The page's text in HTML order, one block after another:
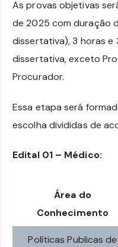
As provas objetivas
de 2025 com duração
dissertativa), 3 horas
dissertativa, exceto
Procurador.
Essa etapa será
escolha divididas de
Edital 01 – Médico:
Área do
Conhecimento
Políticas Publicas de